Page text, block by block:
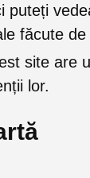
puteți
făcute de
site are
lor.